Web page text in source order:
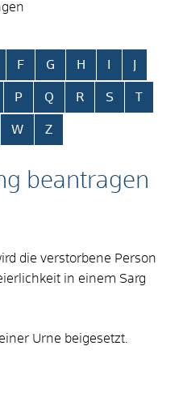
F G H
P Q R S T
W Z
beantragen
die verstorbene Person
in einem Sarg
Urne beigesetzt.